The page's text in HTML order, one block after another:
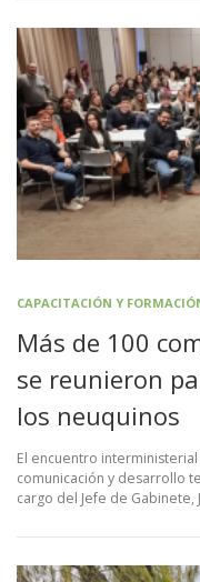
CAPACITACIÓN Y
Más de 100
se reunieron
los neuquinos
El encuentro
comunicación y desarrollo
cargo del Jefe de Gabinete,